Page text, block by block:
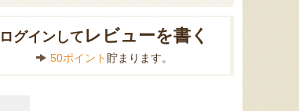
ログインして レビューを書く
50ポイント 貯まります。